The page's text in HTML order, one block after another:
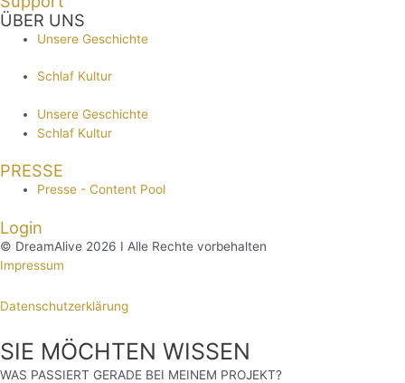
ÜBER UNS
Unsere Geschichte
Schlaf Kultur
Unsere Geschichte
Schlaf Kultur
PRESSE
Presse - Content Pool
Login
© DreamAlive 2026 I Alle Rechte vorbehalten
Impressum
Datenschutzerklärung
SIE MÖCHTEN WISSEN
WAS PASSIERT GERADE BEI MEINEM PROJEKT?